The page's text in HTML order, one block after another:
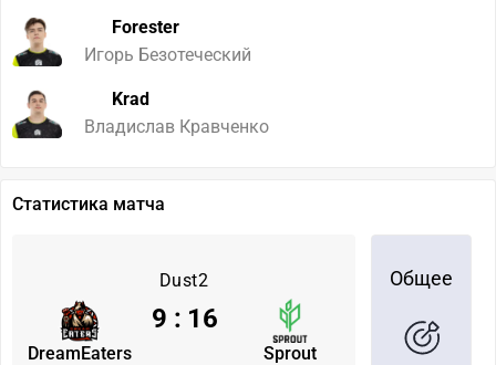
Forester
Игорь Безотеческий
Krad
Владислав Кравченко
Статистика матча
Dust2
DreamEaters Sprout
9 : 16
Общее